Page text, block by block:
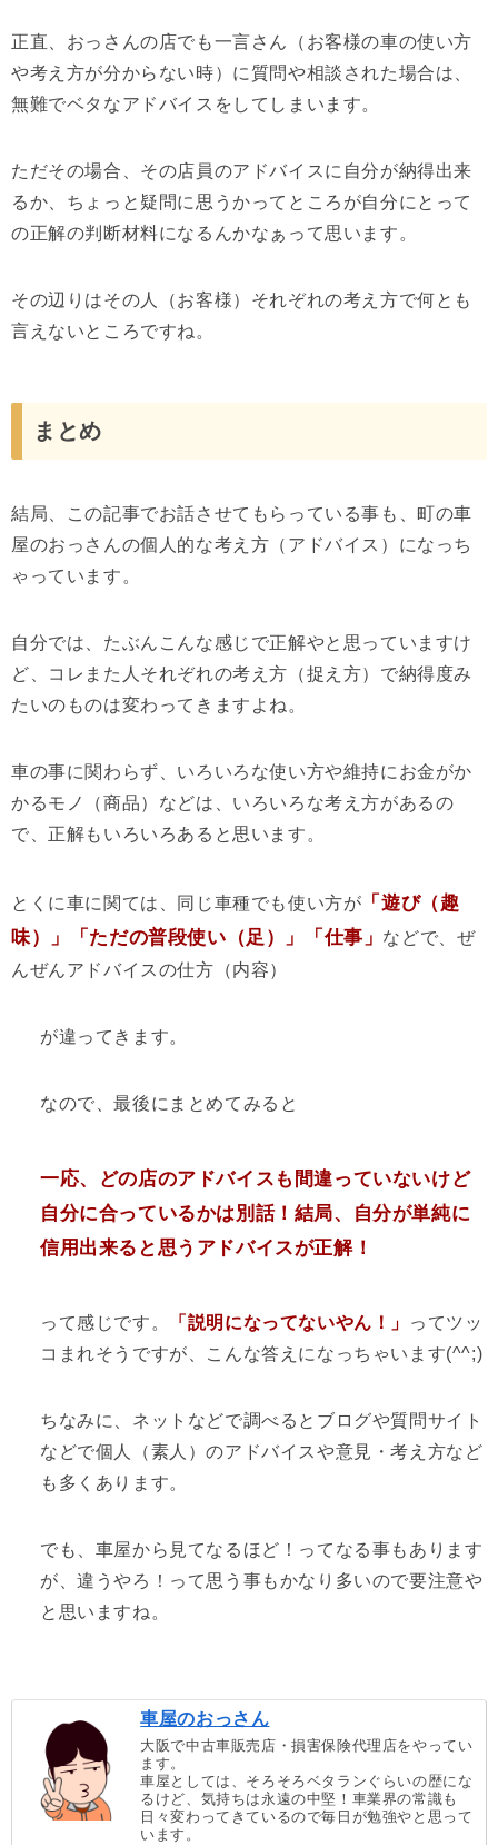
正直、おっさんの店でも一言さん（お客様の車の使い方
や考え方が分からない時）に質問や相談された場合は、
無難でベタなアドバイスをしてしまいます。
ただその場合、その店員のアドバイスに自分が納得出来
るか、ちょっと疑問に思うかってところが自分にとって
の正解の判断材料になるんかなぁって思います。
その辺りはその人（お客様）それぞれの考え方で何とも
言えないところですね。
まとめ
結局、この記事でお話させてもらっている事も、町の車
屋のおっさんの個人的な考え方（アドバイス）になっち
ゃっています。
自分では、たぶんこんな感じで正解やと思っていますけ
ど、コレまた人それぞれの考え方（捉え方）で納得度み
たいのものは変わってきますよね。
車の事に関わらず、いろいろな使い方や維持にお金がか
かるモノ（商品）などは、いろいろな考え方があるの
で、正解もいろいろあると思います。
とくに車に関ては、同じ車種でも使い方が 「遊び（趣
味）」「ただの普段使い（足）」「仕事」 などで、ぜ
んぜんアドバイスの仕方（内容）
が違ってきます。
なので、最後にまとめてみると
一応、どの店のアドバイスも間違っていないけど
自分に合っているかは別話！結局、自分が単純に
信用出来ると思うアドバイスが正解！
って感じです。 「説明になってないやん！」
ってツッ
コまれそうですが、こんな答えになっちゃいます(^^;)
ちなみに、ネットなどで調べるとブログや質問サイト
などで個人（素人）のアドバイスや意見・考え方など
も多くあります。
でも、車屋から見てなるほど！ってなる事もあります
が、違うやろ！って思う事もかなり多いので要注意や
と思いますね。
車屋のおっさん
大阪で中古車販売店・損害保険代理店をやってい
ます。
車屋としては、そろそろベタランぐらいの歴にな
るけど、気持ちは永遠の中堅！車業界の常識も
日々変わってきているので毎日が勉強やと思って
います。